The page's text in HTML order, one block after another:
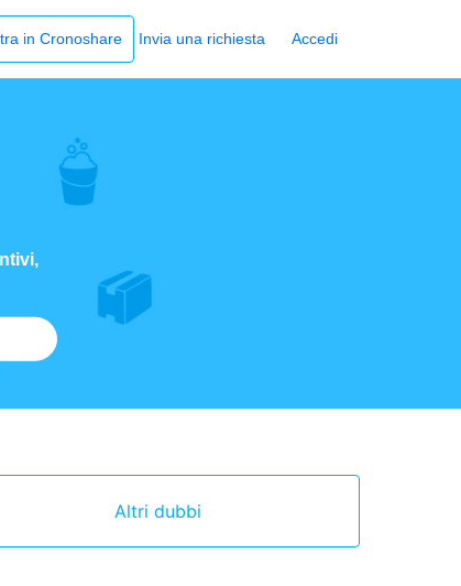
in Cronoshare Invia una richiesta Accedi
Altri dubbi